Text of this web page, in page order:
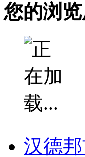
您的浏览
汉德